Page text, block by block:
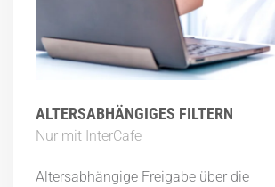
ALTERSABHÄNGIGES FILTERN
Nur mit InterCafe
Altersabhängige Freigabe über die